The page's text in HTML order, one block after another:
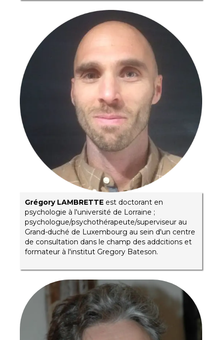
Grégory LAMBRETTE est doctorant en
psychologie à l'université de Lorraine ;
psychologue/psychothérapeute/superviseur au
Grand-duché de Luxembourg au sein d'un centre
de consultation dans le champ des addcitions et
formateur à l'institut Gregory Bateson.